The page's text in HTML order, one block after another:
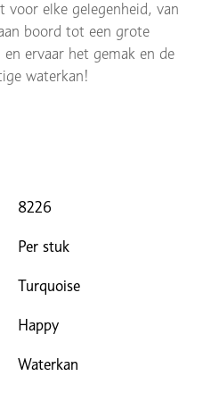
elke gelegenheid, van
boord tot een grote
ervaar het gemak en de
waterkan!
8226
Per stuk
Turquoise
Happy
Waterkan